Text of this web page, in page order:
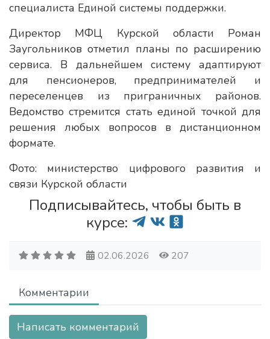
специалиста Единой системы поддержки.
Директор МФЦ Курской области Роман
Заугольников отметил планы по расширению
сервиса. В дальнейшем систему адаптируют
для пенсионеров, предпринимателей и
переселенцев из приграничных районов.
Ведомство стремится стать единой точкой для
решения любых вопросов в дистанционном
формате.
Фото: министерство цифрового развития и
связи Курской области
Подписывайтесь, чтобы быть в
курсе:
02.06.2026 207
Комментарии
Написать комментарий